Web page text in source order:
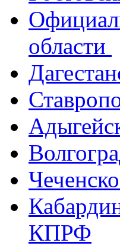
области
КПРФ